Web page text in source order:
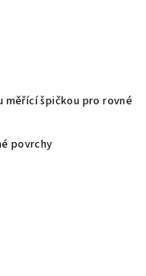
měřící špičkou pro rovné
povrchy